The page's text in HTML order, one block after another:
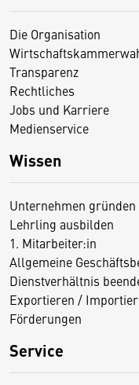
Die Organisation
Transparenz
Rechtliches
Jobs und Karriere
Medienservice
Wissen
Unternehmen gründen
Lehrling ausbilden
1. Mitarbeiter:in
Allgemeine
Dienstverhältnis
Exportieren /
Förderungen
Service